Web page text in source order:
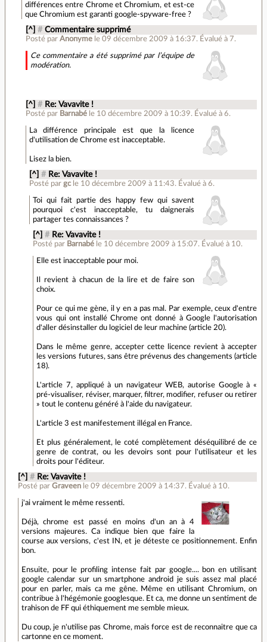
différences entre Chrome et Chromium, et est-ce
que Chromium est garanti google-spyware-free ?
[^] # Commentaire supprimé
Posté par Anonyme le 09 décembre 2009 à 16:37.Évalué à 7.
Ce commentaire a été supprimé par l’équipe de
modération.
[^] # Re: Vavavite !
Posté par Barnabé le 10 décembre 2009 à 10:39.Évalué à 6.
La différence principale est que la licence
d'utilisation de Chrome est inacceptable.
Lisez la bien.
[^] # Re: Vavavite !
Posté par gc le 10 décembre 2009 à 11:43. Évalué à 6.
Toi qui fait partie des happy few qui savent
pourquoi c'est inacceptable, tu daignerais
partager tes connaissances ?
[^] # Re: Vavavite !
Posté par Barnabé le 10 décembre 2009 à 15:07. Évalué à 10.
Elle est inacceptable pour moi.
Il revient à chacun de la lire et de faire son
choix.
Pour ce qui me gène, il y en a pas mal. Par exemple, ceux d'entre
vous qui ont installé Chrome ont donné à Google l'autorisation
d'aller désinstaller du logiciel de leur machine (article 20).
Dans le même genre, accepter cette licence revient à accepter
les versions futures, sans être prévenus des changements (article
18).
L'article 7, appliqué à un navigateur WEB, autorise Google à «
pré-visualiser, réviser, marquer, filtrer, modifier, refuser ou retirer
» tout le contenu généré à l'aide du navigateur.
L'article 3 est manifestement illégal en France.
Et plus généralement, le coté complètement déséquilibré de ce
genre de contrat, ou les devoirs sont pour l'utilisateur et les
droits pour l'éditeur.
[^] # Re: Vavavite !
Posté par Graveen le 09 décembre 2009 à 14:37. Évalué à 10.
j'ai vraiment le même ressenti.
Déjà, chrome est passé en moins d'un an à 4
versions majeures. Ca indique bien que faire la
course aux versions, c'est IN, et je déteste ce positionnement. Enfin
bon.
Ensuite, pour le profiling intense fait par google.... bon en utilisant
google calendar sur un smartphone android je suis assez mal placé
pour en parler, mais ca me gêne. Même en utilisant Chromium, on
contribue à l'hégémonie googlesque. Et ca, me donne un sentiment de
trahison de FF qui éthiquement me semble mieux.
Du coup, je n'utilise pas Chrome, mais force est de reconnaitre que ca
cartonne en ce moment.